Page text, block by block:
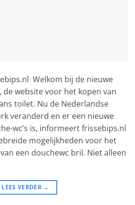
Welkom bij de nieuwe
de website voor het kopen van
toilet. Nu de Nederlandse
veranderd en er een nieuwe
wc’s is, informeert frissebips.nl
mogelijkheden voor het
een douchewc bril. Niet alleen
LEES VERDER →